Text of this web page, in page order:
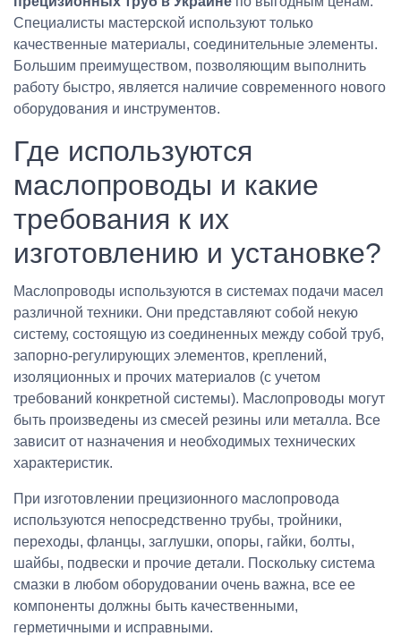
Специалисты мастерской используют только
качественные материалы, соединительные элементы.
Большим преимуществом, позволяющим выполнить
работу быстро, является наличие современного нового
оборудования и инструментов.
Где используются
маслопроводы и какие
требования к их
изготовлению и установке?
Маслопроводы используются в системах подачи масел
различной техники. Они представляют собой некую
систему, состоящую из соединенных между собой труб,
запорно-регулирующих элементов, креплений,
изоляционных и прочих материалов (с учетом
требований конкретной системы). Маслопроводы могут
быть произведены из смесей резины или металла. Все
зависит от назначения и необходимых технических
характеристик.
При изготовлении прецизионного маслопровода
используются непосредственно трубы, тройники,
переходы, фланцы, заглушки, опоры, гайки, болты,
шайбы, подвески и прочие детали. Поскольку система
смазки в любом оборудовании очень важна, все ее
компоненты должны быть качественными,
герметичными и исправными.